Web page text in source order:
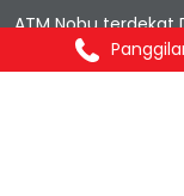
ATM Nobu terdekat
Nobu Bank in